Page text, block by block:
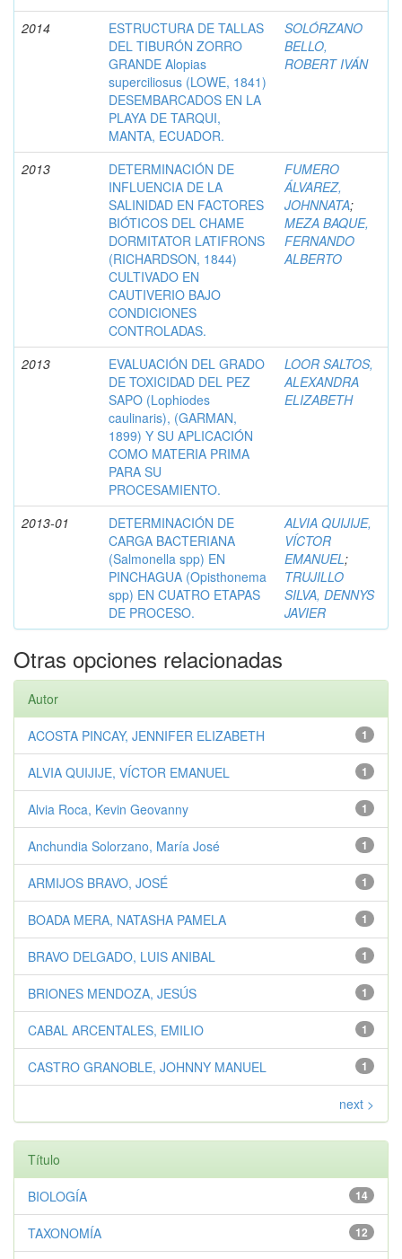
2014
ESTRUCTURA DE TALLAS
DEL TIBURÓN ZORRO
GRANDE Alopias
superciliosus (LOWE, 1841)
DESEMBARCADOS EN LA
PLAYA DE TARQUI,
MANTA, ECUADOR.
SOLÓRZANO
BELLO,
ROBERT IVÁN
2013
DETERMINACIÓN DE
INFLUENCIA DE LA
SALINIDAD EN FACTORES
BIÓTICOS DEL CHAME
DORMITATOR LATIFRONS
(RICHARDSON, 1844)
CULTIVADO EN
CAUTIVERIO BAJO
CONDICIONES
CONTROLADAS.
FUMERO
ÁLVAREZ,
JOHNNATA;
MEZA BAQUE,
FERNANDO
ALBERTO
2013
EVALUACIÓN DEL GRADO
DE TOXICIDAD DEL PEZ
SAPO (Lophiodes
caulinaris), (GARMAN,
1899) Y SU APLICACIÓN
COMO MATERIA PRIMA
PARA SU
PROCESAMIENTO.
LOOR SALTOS,
ALEXANDRA
ELIZABETH
2013-01
DETERMINACIÓN DE
CARGA BACTERIANA
(Salmonella spp) EN
PINCHAGUA (Opisthonema
spp) EN CUATRO ETAPAS
DE PROCESO.
ALVIA QUIJIJE,
VÍCTOR
EMANUEL;
TRUJILLO
SILVA, DENNYS
JAVIER
Otras opciones relacionadas
Autor
1
ACOSTA PINCAY, JENNIFER ELIZABETH
1
ALVIA QUIJIJE, VÍCTOR EMANUEL
1
Alvia Roca, Kevin Geovanny
1
Anchundia Solorzano, María José
1
ARMIJOS BRAVO, JOSÉ
1
BOADA MERA, NATASHA PAMELA
1
BRAVO DELGADO, LUIS ANIBAL
1
BRIONES MENDOZA, JESÚS
1
CABAL ARCENTALES, EMILIO
1
CASTRO GRANOBLE, JOHNNY MANUEL
next >
Título
14
BIOLOGÍA
12
TAXONOMÍA